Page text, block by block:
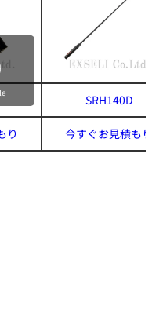
SRH140D
り 今すぐお見積もり